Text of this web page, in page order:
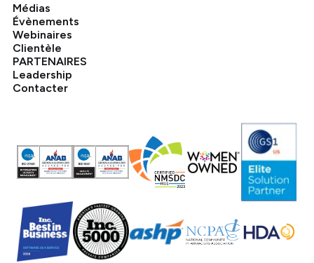
Médias
Évènements
Webinaires
Clientèle
PARTENAIRES
Leadership
Contacter